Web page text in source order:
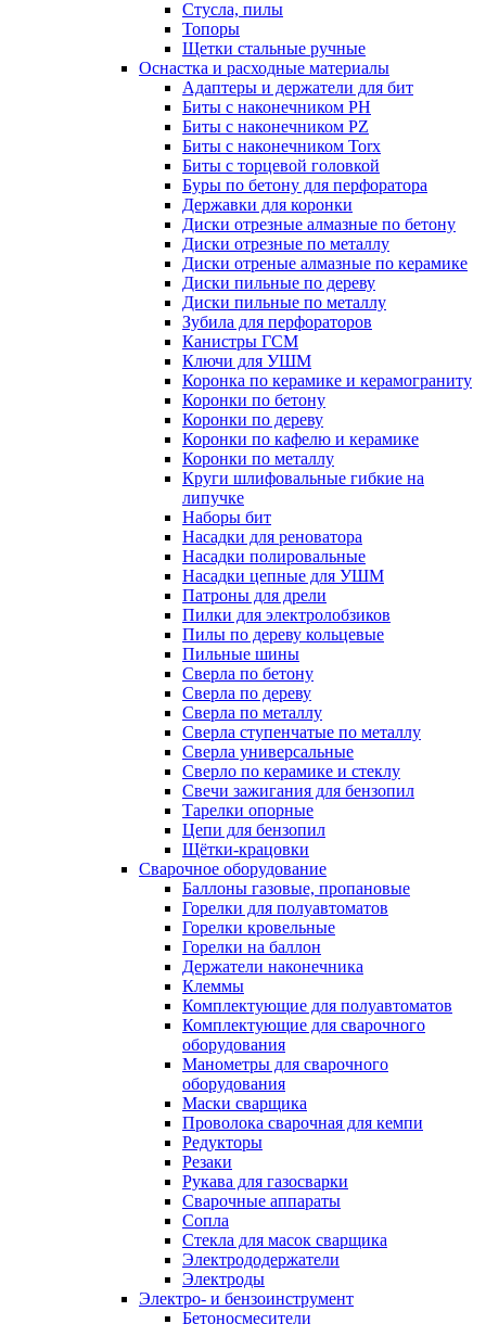
Стусла, пилы
Топоры
Щетки стальные ручные
Оснастка и расходные материалы
Адаптеры и держатели для бит
Биты с наконечником PH
Биты с наконечником PZ
Биты с наконечником Torx
Биты с торцевой головкой
Буры по бетону для перфоратора
Державки для коронки
Диски отрезные алмазные по бетону
Диски отрезные по металлу
Диски отреные алмазные по керамике
Диски пильные по дереву
Диски пильные по металлу
Зубила для перфораторов
Канистры ГСМ
Ключи для УШМ
Коронка по керамике и керамограниту
Коронки по бетону
Коронки по дереву
Коронки по кафелю и керамике
Коронки по металлу
Круги шлифовальные гибкие на
липучке
Наборы бит
Насадки для реноватора
Насадки полировальные
Насадки цепные для УШМ
Патроны для дрели
Пилки для электролобзиков
Пилы по дереву кольцевые
Пильные шины
Сверла по бетону
Сверла по дереву
Сверла по металлу
Сверла ступенчатые по металлу
Сверла универсальные
Сверло по керамике и стеклу
Свечи зажигания для бензопил
Тарелки опорные
Цепи для бензопил
Щётки-крацовки
Сварочное оборудование
Баллоны газовые, пропановые
Горелки для полуавтоматов
Горелки кровельные
Горелки на баллон
Держатели наконечника
Клеммы
Комплектующие для полуавтоматов
Комплектующие для сварочного
оборудования
Манометры для сварочного
оборудования
Маски сварщика
Проволока сварочная для кемпи
Редукторы
Резаки
Рукава для газосварки
Сварочные аппараты
Сопла
Стекла для масок сварщика
Электрододержатели
Электроды
Электро- и бензоинструмент
Бетоносмесители